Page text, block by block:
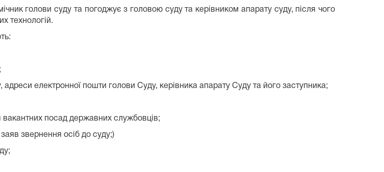
голови суду та погоджує з головою суду та керівником апарату суду, після чого
технологій.
адреси електронної пошти голови Суду, керівника апарату Суду та його заступника;
посад державних службовців;
звернення осіб до суду;)